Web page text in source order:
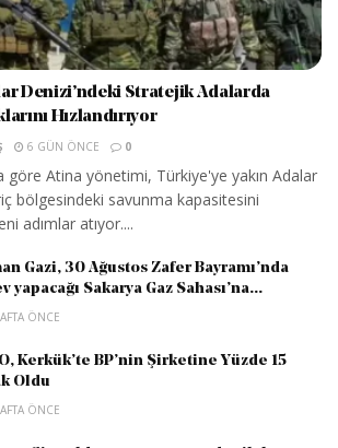
Denizi’ndeki Stratejik Adalarda
Hızlandırıyor
6 GÜN ÖNCE 0
göre Atina yönetimi, Türkiye'ye yakın Adalar
bölgesindeki savunma kapasitesini
adımlar atıyor....
Gazi, 30 Ağustos Zafer Bayramı’nda
yapacağı Sakarya Gaz Sahası’na...
ÖNCE
Kerkük’te BP’nin Şirketine Yüzde 15
Oldu
ÖNCE